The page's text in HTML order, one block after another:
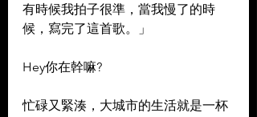
有時候我拍子很準，當我慢了的時
候，寫完了這首歌。」
Hey你在幹嘛?
忙碌又緊湊，大城市的生活就是一杯